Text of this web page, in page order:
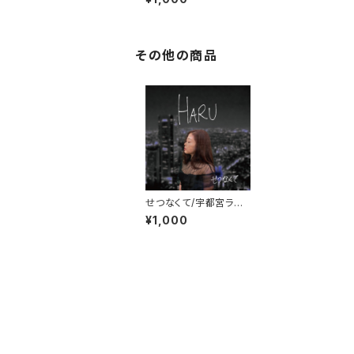
その他の商品
せつなくて/宇都宮ラン
デブー
¥1,000